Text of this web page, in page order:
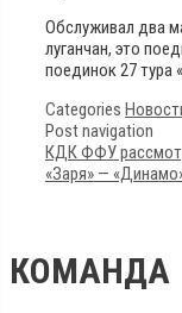
Обслуживал два
луганчан, это
поединок 27 тура
Categories
Post navigation
КДК ФФУ
«Заря» —
КОМАНДА